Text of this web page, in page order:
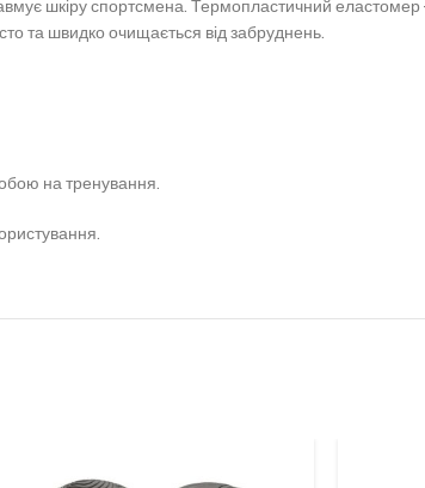
шкіру спортсмена. Термопластичний еластомер
та швидко очищається від забруднень.
на тренування.